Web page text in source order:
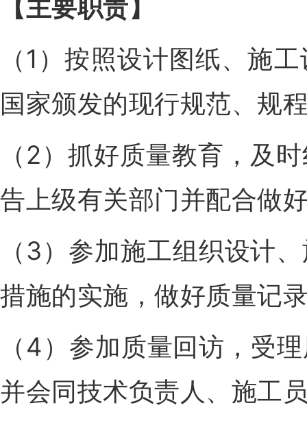
【主要职责】
（1）按照设计图纸、施
国家颁发的现行规范、规
（2）抓好质量教育，及
告上级有关部门并配合做
（3）参加施工组织设计
措施的实施，做好质量记
（4）参加质量回访，受
并会同技术负责人、施工